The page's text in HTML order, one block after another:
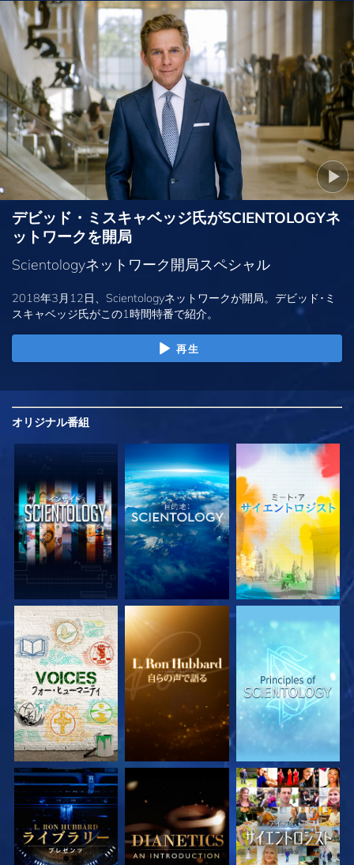
デビッド・ミスキャベッジ氏がSCIENTOLOGYネ
ットワークを開局
Scientologyネットワーク開局スペシャル
2018年3月12日、Scientologyネットワークが開局。デビッド･ミ
スキャベッジ氏がこの1時間特番で紹介。
再生
オリジナル番組
シリーズを探求 シリーズを探求 シリーズを探求
シリーズを探求 シリーズを探求 観る